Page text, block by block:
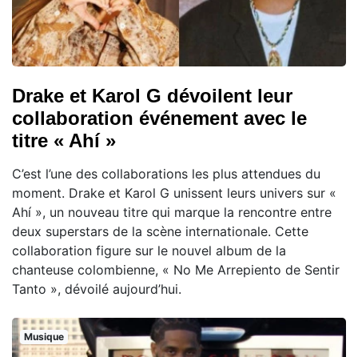
Drake et Karol G dévoilent leur
collaboration événement avec le
titre « Ahí »
C’est l’une des collaborations les plus attendues du
moment. Drake et Karol G unissent leurs univers sur «
Ahí », un nouveau titre qui marque la rencontre entre
deux superstars de la scène internationale. Cette
collaboration figure sur le nouvel album de la
chanteuse colombienne, « No Me Arrepiento de Sentir
Tanto », dévoilé aujourd’hui.
Musique